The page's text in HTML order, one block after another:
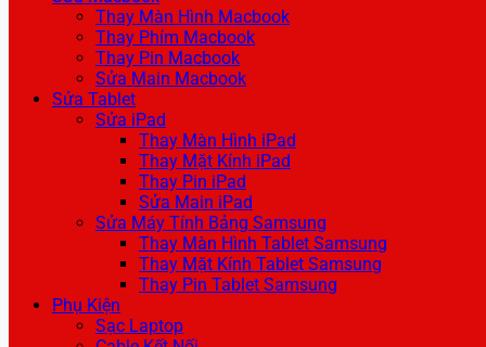
Thay Màn Hình Macbook
Thay Phím Macbook
Thay Pin Macbook
Sửa Main Macbook
Sửa Tablet
Sửa iPad
Thay Màn Hình iPad
Thay Mặt Kính iPad
Thay Pin iPad
Sửa Main iPad
Sửa Máy Tính Bảng Samsung
Thay Màn Hình Tablet Samsung
Thay Mặt Kính Tablet Samsung
Thay Pin Tablet Samsung
Phụ Kiện
Sạc Laptop